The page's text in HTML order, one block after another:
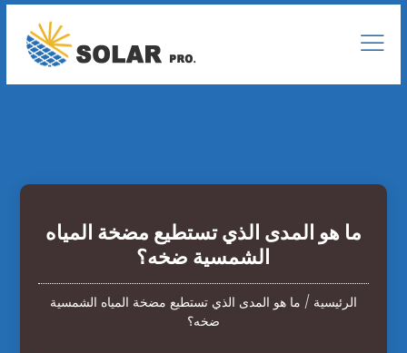
ما هو المدى الذي تستطيع مضخة المياه
الشمسية ضخه؟
الرئيسية / ما هو المدى الذي تستطيع مضخة المياه الشمسية
ضخه؟